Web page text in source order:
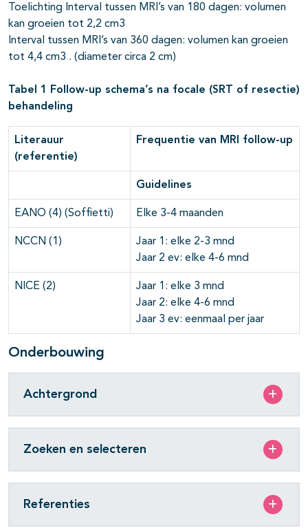
Toelichting Interval tussen MRI’s van 180 dagen: volumen
kan groeien tot 2,2 cm3
Interval tussen MRI’s van 360 dagen: volumen kan groeien
tot 4,4 cm3 . (diameter circa 2 cm)
Tabel 1 Follow-up schema’s na focale (SRT of resectie)
behandeling
Literauur
(referentie)
Frequentie van MRI follow-up
Guidelines
EANO (4) (Soffietti) Elke 3-4 maanden
NCCN (1)
Jaar 1: elke 2-3 mnd
Jaar 2 ev: elke 4-6 mnd
NICE (2)
Jaar 1: elke 3 mnd
Jaar 2: elke 4-6 mnd
Jaar 3 ev: eenmaal per jaar
Onderbouwing
Achtergrond
Zoeken en selecteren
Referenties